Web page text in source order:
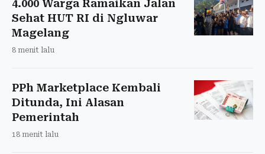
4.000 Warga Ramaikan Jalan
Sehat HUT RI di Ngluwar
Magelang
8 menit lalu
PPh Marketplace Kembali
Ditunda, Ini Alasan
Pemerintah
18 menit lalu